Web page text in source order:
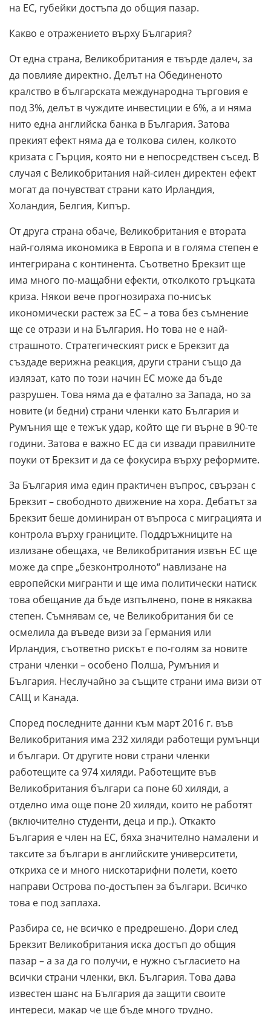
на ЕС, губейки достъпа до общия пазар.
Какво е отражението върху България?
От една страна, Великобритания е твърде далеч, за
да повлияе директно. Делът на Обединеното
кралство в българската международна търговия е
под 3%, делът в чуждите инвестиции е 6%, а и няма
нито една английска банка в България. Затова
прекият ефект няма да е толкова силен, колкото
кризата с Гърция, която ни е непосредствен съсед. В
случая с Великобритания най-силен директен ефект
могат да почувстват страни като Ирландия,
Холандия, Белгия, Кипър.
От друга страна обаче, Великобритания е втората
най-голяма икономика в Европа и в голяма степен е
интегрирана с континента. Съответно Брекзит ще
има много по-мащабни ефекти, отколкото гръцката
криза. Някои вече прогнозираха по-нисък
икономически растеж за ЕС – а това без съмнение
ще се отрази и на България. Но това не е най-
страшното. Стратегическият риск е Брекзит да
създаде верижна реакция, други страни също да
излязат, като по този начин ЕС може да бъде
разрушен. Това няма да е фатално за Запада, но за
новите (и бедни) страни членки като България и
Румъния ще е тежък удар, който ще ги върне в 90-те
години. Затова е важно ЕС да си извади правилните
поуки от Брекзит и да се фокусира върху реформите.
За България има един практичен въпрос, свързан с
Брекзит – свободното движение на хора. Дебатът за
Брекзит беше доминиран от въпроса с миграцията и
контрола върху границите. Поддръжниците на
излизане обещаха, че Великобритания извън ЕС ще
може да спре „безконтролното“ навлизане на
европейски мигранти и ще има политически натиск
това обещание да бъде изпълнено, поне в някаква
степен. Съмнявам се, че Великобритания би се
осмелила да въведе визи за Германия или
Ирландия, съответно рискът е по-голям за новите
страни членки – особено Полша, Румъния и
България. Неслучайно за същите страни има визи от
САЩ и Канада.
Според последните данни към март 2016 г. във
Великобритания има 232 хиляди работещи румънци
и българи. От другите нови страни членки
работещите са 974 хиляди. Работещите във
Великобритания българи са поне 60 хиляди, а
отделно има още поне 20 хиляди, които не работят
(включително студенти, деца и пр.). Откакто
България е член на ЕС, бяха значително намалени и
таксите за българи в английските университети,
откриха се и много нискотарифни полети, което
направи Острова по-достъпен за българи. Всичко
това е под заплаха.
Разбира се, не всичко е предрешено. Дори след
Брекзит Великобритания иска достъп до общия
пазар – а за да го получи, е нужно съгласието на
всички страни членки, вкл. България. Това дава
известен шанс на България да защити своите
интереси, макар че ще бъде много трудно.